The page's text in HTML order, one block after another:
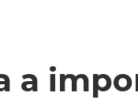
a